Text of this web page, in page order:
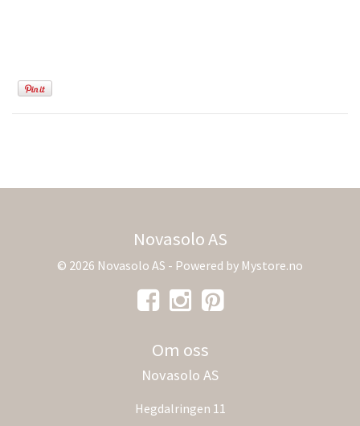
Novasolo AS
© 2026 Novasolo AS - Powered by Mystore.no
Om oss
Novasolo AS
Hegdalringen 11